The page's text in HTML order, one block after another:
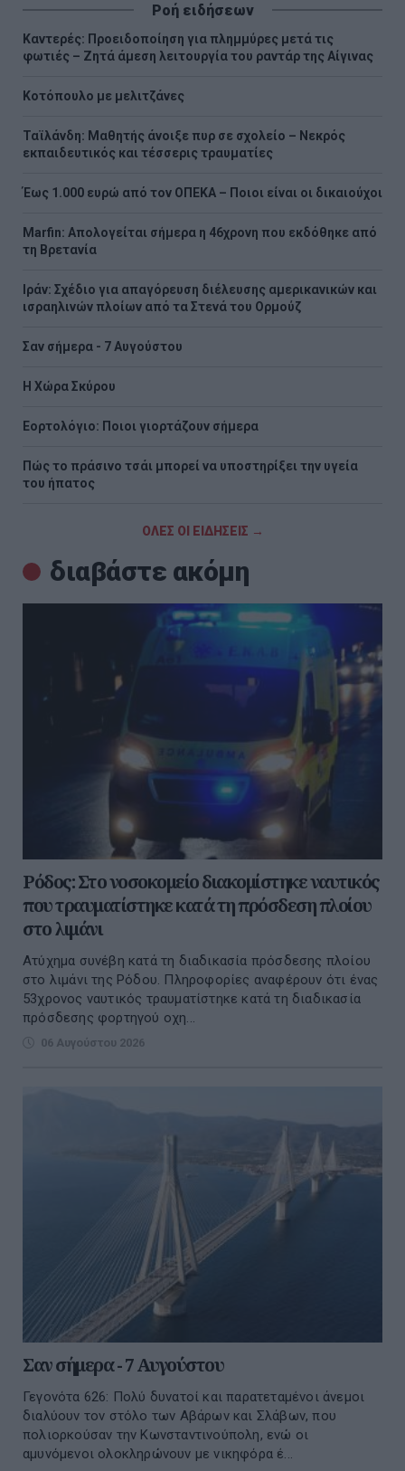
Ροή ειδήσεων
Καντερές: Προειδοποίηση για πλημμύρες μετά τις
φωτιές – Ζητά άμεση λειτουργία του ραντάρ της Αίγινας
Κοτόπουλο με μελιτζάνες
Ταϊλάνδη: Μαθητής άνοιξε πυρ σε σχολείο – Νεκρός
εκπαιδευτικός και τέσσερις τραυματίες
Έως 1.000 ευρώ από τον ΟΠΕΚΑ – Ποιοι είναι οι δικαιούχοι
Marfin: Απολογείται σήμερα η 46χρονη που εκδόθηκε από
τη Βρετανία
Ιράν: Σχέδιο για απαγόρευση διέλευσης αμερικανικών και
ισραηλινών πλοίων από τα Στενά του Ορμούζ
Σαν σήμερα - 7 Αυγούστου
Η Χώρα Σκύρου
Εορτολόγιο: Ποιοι γιορτάζουν σήμερα
Πώς το πράσινο τσάι μπορεί να υποστηρίξει την υγεία
του ήπατος
ΟΛΕΣ ΟΙ ΕΙΔΗΣΕΙΣ →
διαβάστε ακόμη
Ρόδος: Στο νοσοκομείο διακομίστηκε ναυτικός
που τραυματίστηκε κατά τη πρόσδεση πλοίου
στο λιμάνι
Ατύχημα συνέβη κατά τη διαδικασία πρόσδεσης πλοίου
στο λιμάνι της Ρόδου. Πληροφορίες αναφέρουν ότι ένας
53χρονος ναυτικός τραυματίστηκε κατά τη διαδικασία
πρόσδεσης φορτηγού οχη...
06 Αυγούστου 2026
Σαν σήμερα - 7 Αυγούστου
Γεγονότα 626: Πολύ δυνατοί και παρατεταμένοι άνεμοι
διαλύουν τον στόλο των Αβάρων και Σλάβων, που
πολιορκούσαν την Κωνσταντινούπολη, ενώ οι
αμυνόμενοι ολοκληρώνουν με νικηφόρα έ...